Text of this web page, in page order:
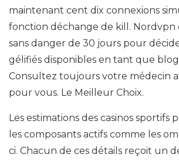
maintenant cent dix connexions
fonction déchange de kill. Nordvpn
sans danger de 30 jours pour
gélifiés disponibles en tant que
Consultez toujours votre médecin
pour vous. Le Meilleur Choix.
Les estimations des casinos sportifs
les composants actifs comme les
ci. Chacun de ces détails reçoit un